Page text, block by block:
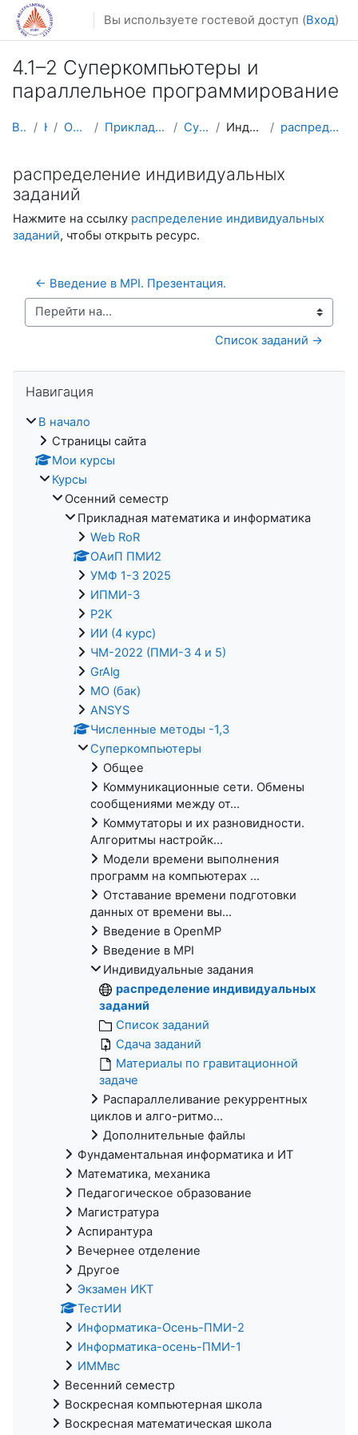
Перейти к основному содержанию
Вы используете гостевой доступ (Вход)
4.1–2 Суперкомпьютеры и
параллельное программирование
В начало Курсы Осенний семестр Прикладная математика и информатика Суперкомпьютеры Индивидуальные задания распределение индивидуальных заданий
распределение индивидуальных
заданий
Нажмите на ссылку распределение индивидуальных
заданий, чтобы открыть ресурс.
← Введение в MPI. Презентация.
Перейти на...
Список заданий →
Навигация
В начало
Страницы сайта
Мои курсы
Курсы
Осенний семестр
Прикладная математика и информатика
Web RoR
ОАиП ПМИ2
УМФ 1-3 2025
ИПМИ-3
P2K
ИИ (4 курс)
ЧМ-2022 (ПМИ-3 4 и 5)
GrAlg
МО (бак)
ANSYS
Численные методы -1,3
Суперкомпьютеры
Общее
Коммуникационные сети. Обмены
сообщениями между от...
Коммутаторы и их разновидности.
Алгоритмы настройк...
Модели времени выполнения
программ на компьютерах ...
Отставание времени подготовки
данных от времени вы...
Введение в OpenMP
Введение в MPI
Индивидуальные задания
распределение индивидуальных
заданий
Список заданий
Сдача заданий
Материалы по гравитационной
задаче
Распараллеливание рекуррентных
циклов и алго-ритмо...
Дополнительные файлы
Фундаментальная информатика и ИТ
Математика, механика
Педагогическое образование
Магистратура
Аспирантура
Вечернее отделение
Другое
Экзамен ИКТ
ТестИИ
Информатика-Осень-ПМИ-2
Информатика-осень-ПМИ-1
ИММвс
Весенний семестр
Воскресная компьютерная школа
Воскресная математическая школа